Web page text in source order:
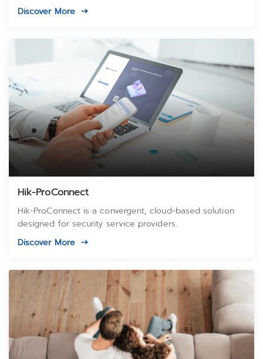
Discover More
Hik-ProConnect
Hik-ProConnect is a convergent, cloud-based solution
designed for security service providers.
Discover More